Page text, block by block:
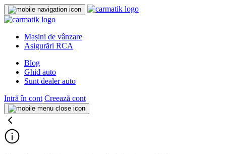
Mașini de vânzare
Asigurări RCA
Blog
Ghid auto
Sunt dealer auto
Intră în cont Creează cont